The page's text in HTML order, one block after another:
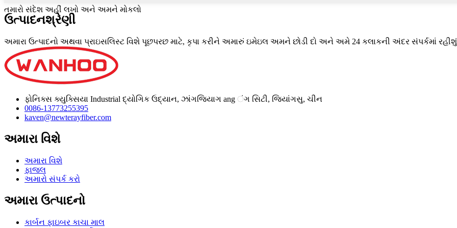
તમારો સંદેશ અહીં લખો અને અમને મોકલો
ઉત્પાદનશ્રેણી
અમારા ઉત્પાદનો અથવા પ્રાઇસલિસ્ટ વિશે પૂછપરછ માટે, કૃપા કરીને અમારું ઇમેઇલ અમને છોડી દો અને અમે 24 કલાકની અંદર સંપર્કમાં
ફોનિક્સ ક્યુક્સિયા Industrial દ્યોગિક ઉદ્યાન, ઝાંગજિયાગ ang ંગ સિટી, જિયાંગસુ, ચીન
0086-13773255395
kaven@newterayfiber.com
અમારા વિશે
અમારા વિશે
ફાજલ
અમારો સંપર્ક કરો
અમારા ઉત્પાદનો
કાર્બન ફાઇબર કાચા માલ